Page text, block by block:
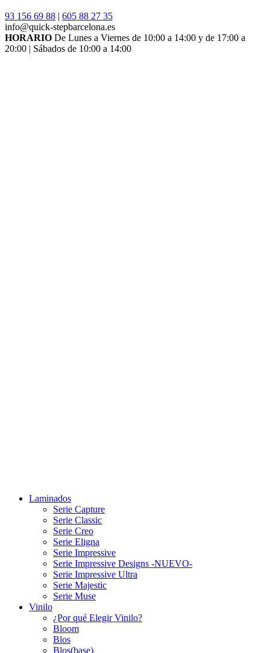
93 156 69 88 | 605 88 27 35
info@quick-stepbarcelona.es
HORARIO De Lunes a Viernes de 10:00 a 14:00 y de 17:00 a
20:00 | Sábados de 10:00 a 14:00
Laminados
Serie Capture
Serie Classic
Serie Creo
Serie Eligna
Serie Impressive
Serie Impressive Designs -NUEVO-
Serie Impressive Ultra
Serie Majestic
Serie Muse
Vinilo
¿Por qué Elegir Vinilo?
Bloom
Blos
Blos(base)